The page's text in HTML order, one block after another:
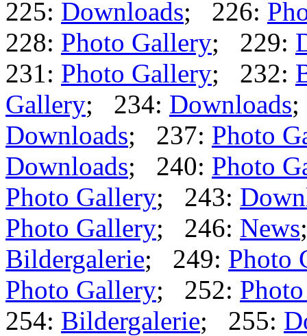
225: Downloads; 226:
228: Photo Gallery; 229:
231: Photo Gallery; 232:
Gallery; 234: Downloads
Downloads; 237: Photo
Downloads; 240: Photo
Photo Gallery; 243:
Photo Gallery; 246: News
Bildergalerie; 249: Photo
Photo Gallery; 252:
254: Bildergalerie; 255: